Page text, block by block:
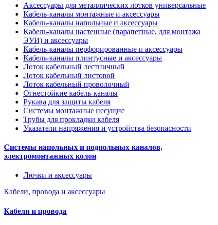
Аксессуары для металлических лотков универсальные
Кабель-каналы монтажные и аксессуары
Кабель-каналы напольные и аксессуары
Кабель-каналы настенные (парапетные, для монтажа
ЭУИ) и аксессуары
Кабель-каналы перфорированные и аксессуары
Кабель-каналы плинтусные и аксессуары
Лоток кабельный лестничный
Лоток кабельный листовой
Лоток кабельный проволочный
Огнестойкие кабель-каналы
Рукава для защиты кабеля
Системы монтажные несущие
Трубы для прокладки кабеля
Указатели напряжения и устройства безопасности
Системы напольных и подпольных каналов,
электромонтажных колон
Лючки и аксессуары
Кабели, провода и аксессуары
Кабели и провода